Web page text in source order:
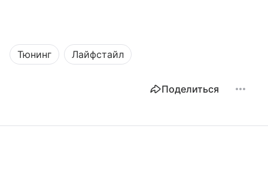
Тюнинг Лайфстайл
Поделиться